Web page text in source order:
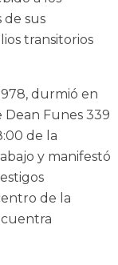
de sus
transitorios
durmió en
Dean Funes 339
de la
y manifestó
de la